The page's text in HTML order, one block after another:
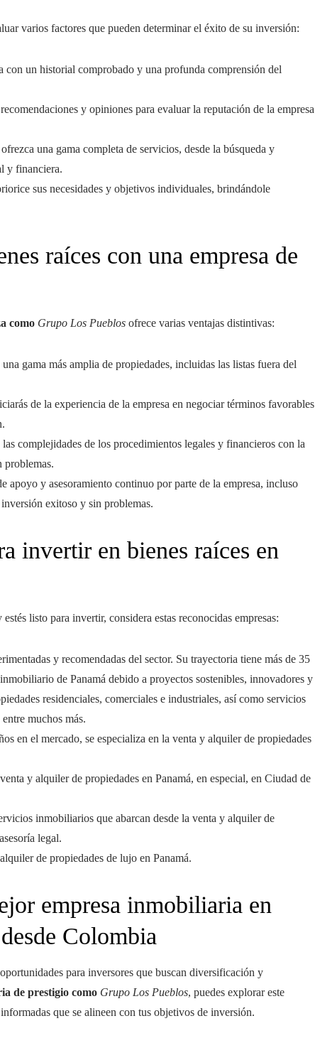
varios factores que pueden determinar el éxito de su inversión:
con un historial comprobado y una profunda comprensión del
y opiniones para evaluar la reputación de la empresa
una gama completa de servicios, desde la búsqueda y
y financiera.
sus necesidades y objetivos individuales, brindándole
raíces con una empresa de
como Grupo Los Pueblos ofrece varias ventajas distintivas:
una gama más amplia de propiedades, incluidas las listas fuera del
de la experiencia de la empresa en negociar términos favorables
las complejidades de los procedimientos legales y financieros con la
problemas.
apoyo y asesoramiento continuo por parte de la empresa, incluso
exitoso y sin problemas.
invertir en bienes raíces en
listo para invertir, considera estas reconocidas empresas:
y recomendadas del sector. Su trayectoria tiene más de 35
de Panamá debido a proyectos sostenibles, innovadores y
residenciales, comerciales e industriales, así como servicios
muchos más.
en el mercado, se especializa en la venta y alquiler de propiedades
y alquiler de propiedades en Panamá, en especial, en Ciudad de
inmobiliarios que abarcan desde la venta y alquiler de
legal.
de propiedades de lujo en Panamá.
empresa inmobiliaria en
Colombia
para inversores que buscan diversificación y
de prestigio como Grupo Los Pueblos, puedes explorar este
que se alineen con tus objetivos de inversión.